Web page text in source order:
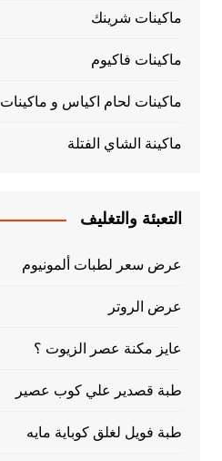
ماكينات شرينك
ماكينات فاكيوم
ماكينات لحام اكياس و ماكينات
ماكينة الشاي الفتلة
التعبئة والتغليف
عرض سعر لطبات ألمونيوم
عرض الروتر
عايز مكنة عصر الزيوت ؟
طبة قصدير علي كوب عصير
طبة فويل لغلق كوباية مايه